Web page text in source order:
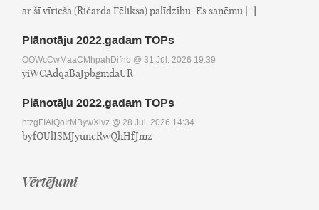
ar šī vīrieša (Ričarda Fēliksa) palīdzību. Es saņēmu [..]
Plānotāju 2022.gadam TOPs
OOWcCwMaaCMhpahDifnb @ 31.Jūl, 2026 19:39
yiWCAdqaBaJpbgmdaUR
Plānotāju 2022.gadam TOPs
htzgFIAiQoIrMBywXlvz @ 28.Jūl, 2026 14:34
byfOUlISMJyuncRwQhHfJmz
Vērtējumi